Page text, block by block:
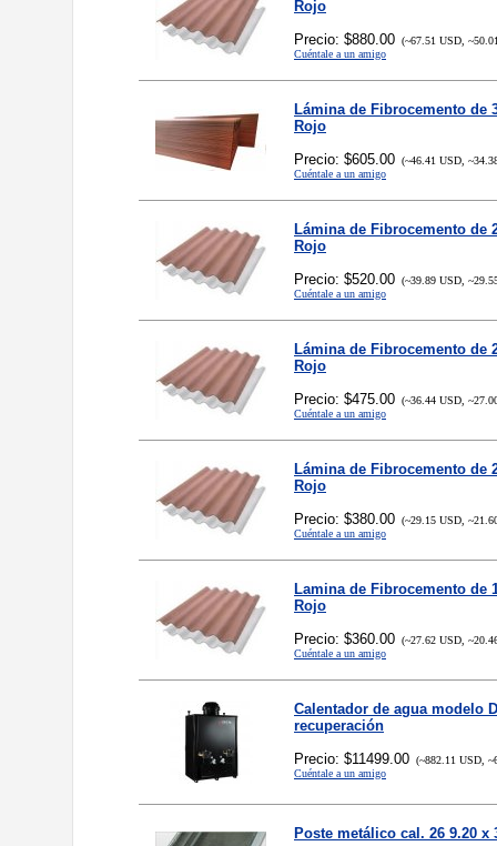
Rojo
Precio: $880.00 (~67.51 USD,
Cuéntale a un amigo
Lámina de Fibrocemento de
Rojo
Precio: $605.00 (~46.41 USD,
Cuéntale a un amigo
Lámina de Fibrocemento de
Rojo
Precio: $520.00 (~39.89 USD,
Cuéntale a un amigo
Lámina de Fibrocemento de
Rojo
Precio: $475.00 (~36.44 USD,
Cuéntale a un amigo
Lámina de Fibrocemento de
Rojo
Precio: $380.00 (~29.15 USD,
Cuéntale a un amigo
Lamina de Fibrocemento de
Rojo
Precio: $360.00 (~27.62 USD,
Cuéntale a un amigo
Calentador de agua modelo
recuperación
Precio: $11499.00 (~882.11 USD,
Cuéntale a un amigo
Poste metálico cal. 26 9.20 x